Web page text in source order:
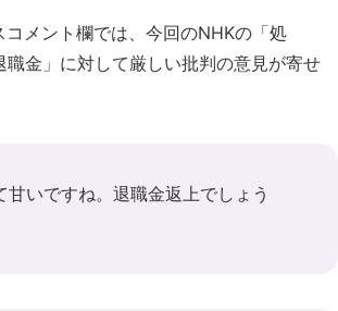
メント欄では、今回のNHKの「処
職金」に対して厳しい批判の意見が寄せ
甘いですね。退職金返上でしょう